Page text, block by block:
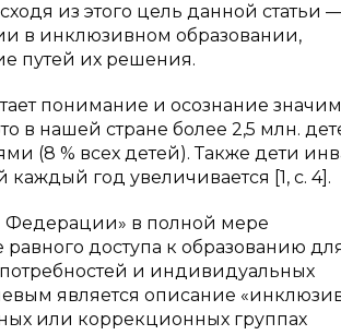
из этого цель данной статьи
в инклюзивном образовании,
путей их решения.
понимание и осознание
в нашей стране более 2,5 млн.
(8 % всех детей). Также дети
каждый год увеличивается [1, с. 4].
Федерации» в полной мере
доступа к образованию
и индивидуальных
является описание
или коррекционных группах